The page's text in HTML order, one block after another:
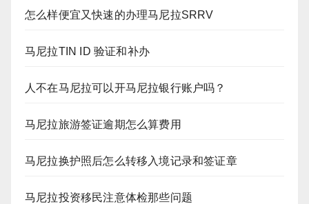
怎么样便宜又快速的办理马尼拉SRRV
马尼拉TIN ID 验证和补办
人不在马尼拉可以开马尼拉银行账户吗？
马尼拉旅游签证逾期怎么算费用
马尼拉换护照后怎么转移入境记录和签证章
马尼拉投资移民注意体检那些问题